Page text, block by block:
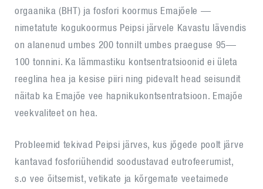
orgaanika (BHT) ja fosfori koormus Emajõele —
nimetatute kogukoormus Peipsi järvele Kavastu lävendis
on alanenud umbes 200 tonnilt umbes praeguse 95—
100 tonnini. Ka lämmastiku kontsentratsioonid ei ületa
reeglina hea ja kesise piiri ning pidevalt head seisundit
näitab ka Emajõe vee hapnikukontsentratsioon. Emajõe
veekvaliteet on hea.
Probleemid tekivad Peipsi järves, kus jõgede poolt järve
kantavad fosforiühendid soodustavad eutrofeerumist,
s.o vee õitsemist, vetikate ja kõrgemate veetaimede